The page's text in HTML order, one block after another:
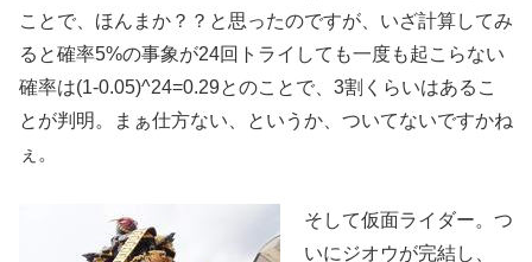
ことで、ほんまか？？と思ったのですが、いざ計算してみ
ると確率5%の事象が24回トライしても一度も起こらない
確率は(1-0.05)^24=0.29とのことで、3割くらいはあるこ
とが判明。まぁ仕方ない、というか、ついてないですかね
ぇ。
そして仮面ライダー。つ
いにジオウが完結し、